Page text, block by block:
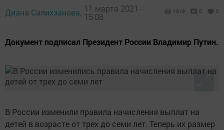
Диана Салихзанова, 11 марта 2021 -
15:08
1619 0 0
Документ подписал Президент России Владимир Путин.
В России изменили правила начисления выплат на
детей в возрасте от трех до семи лет. Теперь их размер